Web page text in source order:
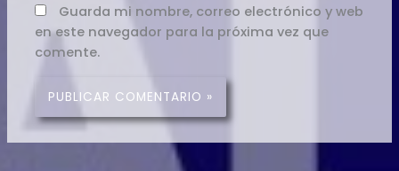
Guarda mi nombre, correo electrónico y web
en este navegador para la próxima vez que
comente.